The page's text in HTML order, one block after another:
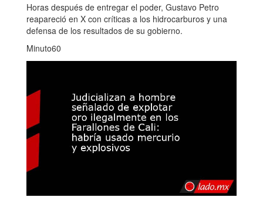
Horas después de entregar el poder, Gustavo Petro
reapareció en X con críticas a los hidrocarburos y una
defensa de los resultados de su gobierno.
Minuto60